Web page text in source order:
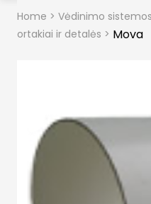
Home > Vėdinimo
ortakiai ir detalės > Mova